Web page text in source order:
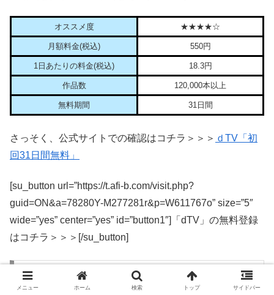
オススメ度 ★★★★☆
月額料金(税込) 550円
1日あたりの料金(税込) 18.3円
作品数 120,000本以上
無料期間 31日間
さっそく、公式サイトでの確認はコチラ＞＞＞ ｄTV「初
回31日間無料」
[su_button url=”https://t.afi-b.com/visit.php?
guid=ON&a=78280Y-M277281r&p=W611767o” size=”5″
wide=”yes” center=”yes” id=”button1″]「dTV」の無料登録
はコチラ＞＞＞[/su_button]
【ランキングNo.３】hulu
メニュー ホーム 検索 トップ サイドバー